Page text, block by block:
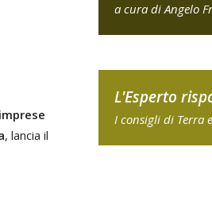
, lancia il
a cura di Angelo
L'Esperto
I consigli di Terra